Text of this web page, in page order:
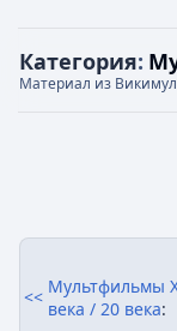
Категория:
Материал из
<< Мультфильмы
века / 20 века: